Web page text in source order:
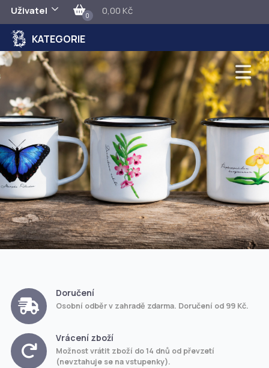
Uživatel 0 0,00 Kč
KATEGORIE
Doručení
Osobní odběr v zahradě zdarma. Doručení od 99 Kč.
Vrácení zboží
Možnost vrátit zboží do 14 dnů od převzetí
(nevztahuje se na vstupenky).